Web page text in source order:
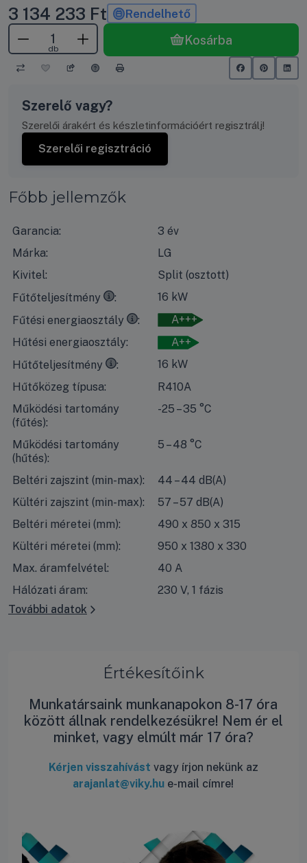
3 134 233 Ft Rendelhető
db
Kosárba
Szerelő vagy?
Szerelői árakért és készletinformációért regisztrálj!
Szerelői regisztráció
Főbb jellemzők
Garancia:
3 év
Márka:
LG
Kivitel:
Split (osztott)
Fűtőteljesítmény
16 kW
35°Ckilépő vízhőmérséklet esetén, 7°C-os száraz
Fűtési energiaosztály
A+++
35°Ckilépő vízhőmérséklet esetén, 7°C-os száraz
Hűtési energiaosztály:
A++
Hűtőteljesítmény
16 kW
7°Ckilépő vízhőmérséklet esetén, 35°C-os száraz
Hűtőközeg típusa:
R410A
Működési tartomány
(fűtés):
-25 – 35 °C
Működési tartomány
(hűtés):
5 – 48 °C
Beltéri zajszint (min-max):
44 – 44 dB(A)
Kültéri zajszint (min-max):
57 – 57 dB(A)
Beltéri méretei (mm):
490 x 850 x 315
Kültéri méretei (mm):
950 x 1380 x 330
Max. áramfelvétel:
40 A
Hálózati áram:
230 V, 1 fázis
További adatok
Értékesítőink
Munkatársaink munkanapokon 8-17 óra
között állnak rendelkezésükre! Nem ér el
minket, vagy elmúlt már 17 óra?
Kérjen visszahívást vagy írjon nekünk az
arajanlat@viky.hu e-mail címre!